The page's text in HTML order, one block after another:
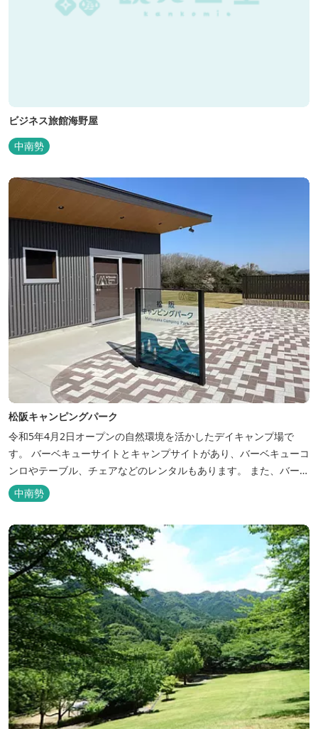
ビジネス旅館海野屋
中南勢
松阪キャンピングパーク
令和5年4月2日オープンの自然環境を活かしたデイキャンプ場で
す。 バーベキューサイトとキャンプサイトがあり、バーベキューコ
ンロやテーブル、チェアなどのレンタルもあります。 また、バーベ
キューサイトは屋根があり雨でも利用いただけます！ 皆さん、ぜひ
ご利用ください！
中南勢